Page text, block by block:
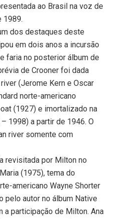
ao Brasil na voz de
1989.
dos destaques deste
em dois anos a incursão
faria no posterior álbum de
de Crooner foi dada
(Jerome Kern e Oscar
norte-americano
(1927) e imortalizado na
1998) a partir de 1946. O
river somente com
revisitada por Milton no
(1975), tema do
americano Wayne Shorter
pelo autor no álbum Native
a participação de Milton. Ana